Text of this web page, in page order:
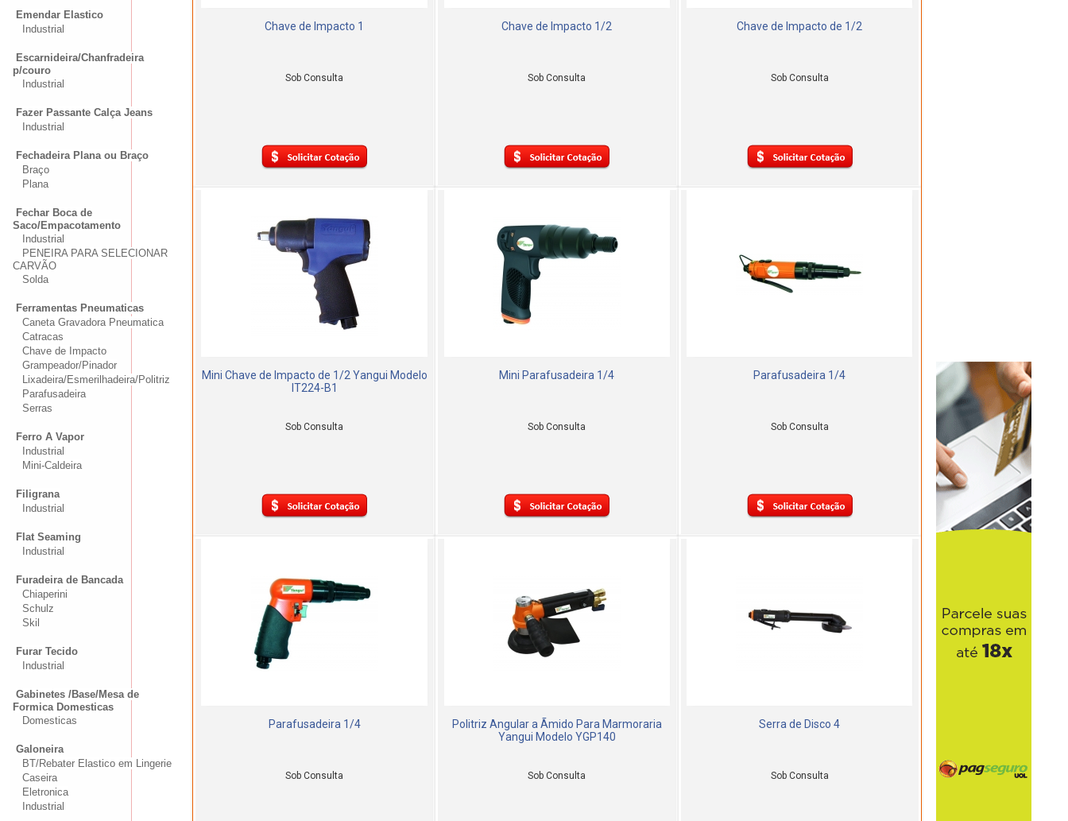
Emendar Elastico
Industrial
Escarnideira/Chanfradeira
p/couro
Industrial
Fazer Passante Calça Jeans
Industrial
Fechadeira Plana ou Braço
Braço
Plana
Fechar Boca de
Saco/Empacotamento
Industrial
PENEIRA PARA SELECIONAR
CARVÃO
Solda
Ferramentas Pneumaticas
Caneta Gravadora Pneumatica
Catracas
Chave de Impacto
Grampeador/Pinador
Lixadeira/Esmerilhadeira/Politriz
Parafusadeira
Serras
Ferro A Vapor
Industrial
Mini-Caldeira
Filigrana
Industrial
Flat Seaming
Industrial
Furadeira de Bancada
Chiaperini
Schulz
Skil
Furar Tecido
Industrial
Gabinetes /Base/Mesa de
Formica Domesticas
Domesticas
Galoneira
BT/Rebater Elastico em Lingerie
Caseira
Eletronica
Industrial
Chave de Impacto 1
Sob Consulta
Chave de Impacto 1/2
Sob Consulta
Chave de Impacto de 1/2
Sob Consulta
Mini Chave de Impacto de 1/2 Yangui Modelo
IT224-B1
Sob Consulta
Mini Parafusadeira 1/4
Sob Consulta
Parafusadeira 1/4
Sob Consulta
Parafusadeira 1/4
Sob Consulta
Politriz Angular a Ãmido Para Marmoraria
Yangui Modelo YGP140
Sob Consulta
Serra de Disco 4
Sob Consulta